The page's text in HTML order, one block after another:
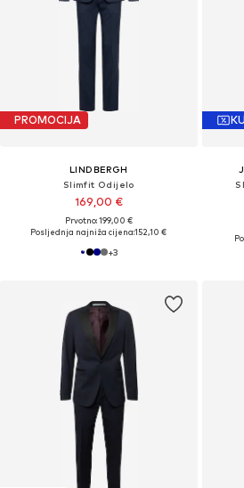
PROMOCIJA
LINDBERGH
Slimfit Odijelo
169,00 €
Prvotno: 199,00 €
Posljednja najniža cijena:152,10 €
+3